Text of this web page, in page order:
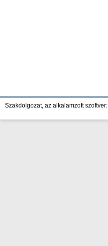
Szakdolgozat, az alkalamzott szoftver: